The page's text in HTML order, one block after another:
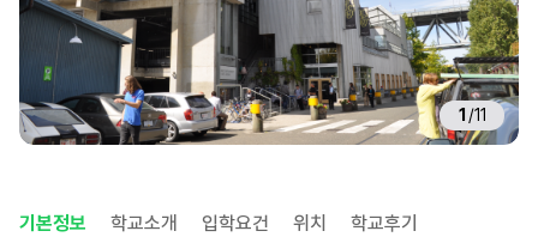
1 /11
기본정보 학교소개 입학요건 위치 학교후기